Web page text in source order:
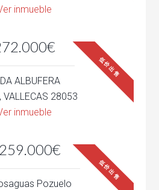
inmueble
低价出售
ALBUFERA
VALLECAS 28053
inmueble
低价出售
Pozuelo